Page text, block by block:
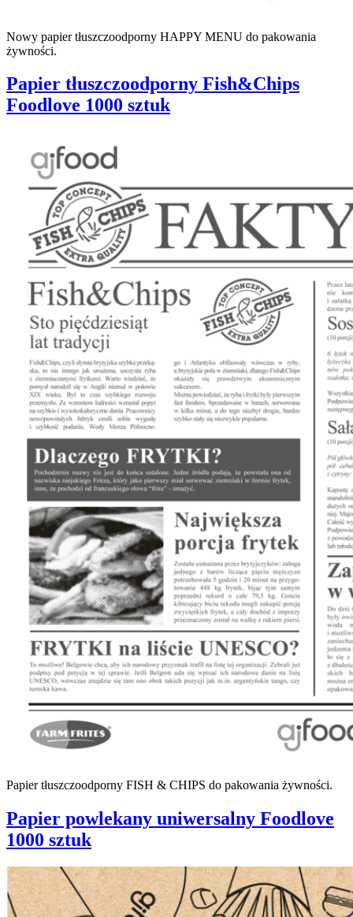
Nowy papier tłuszczoodporny HAPPY MENU do pakowania
żywności.
Papier tłuszczoodporny Fish&Chips
Foodlove 1000 sztuk
Papier tłuszczoodporny FISH & CHIPS do pakowania żywności.
Papier powlekany uniwersalny Foodlove
1000 sztuk